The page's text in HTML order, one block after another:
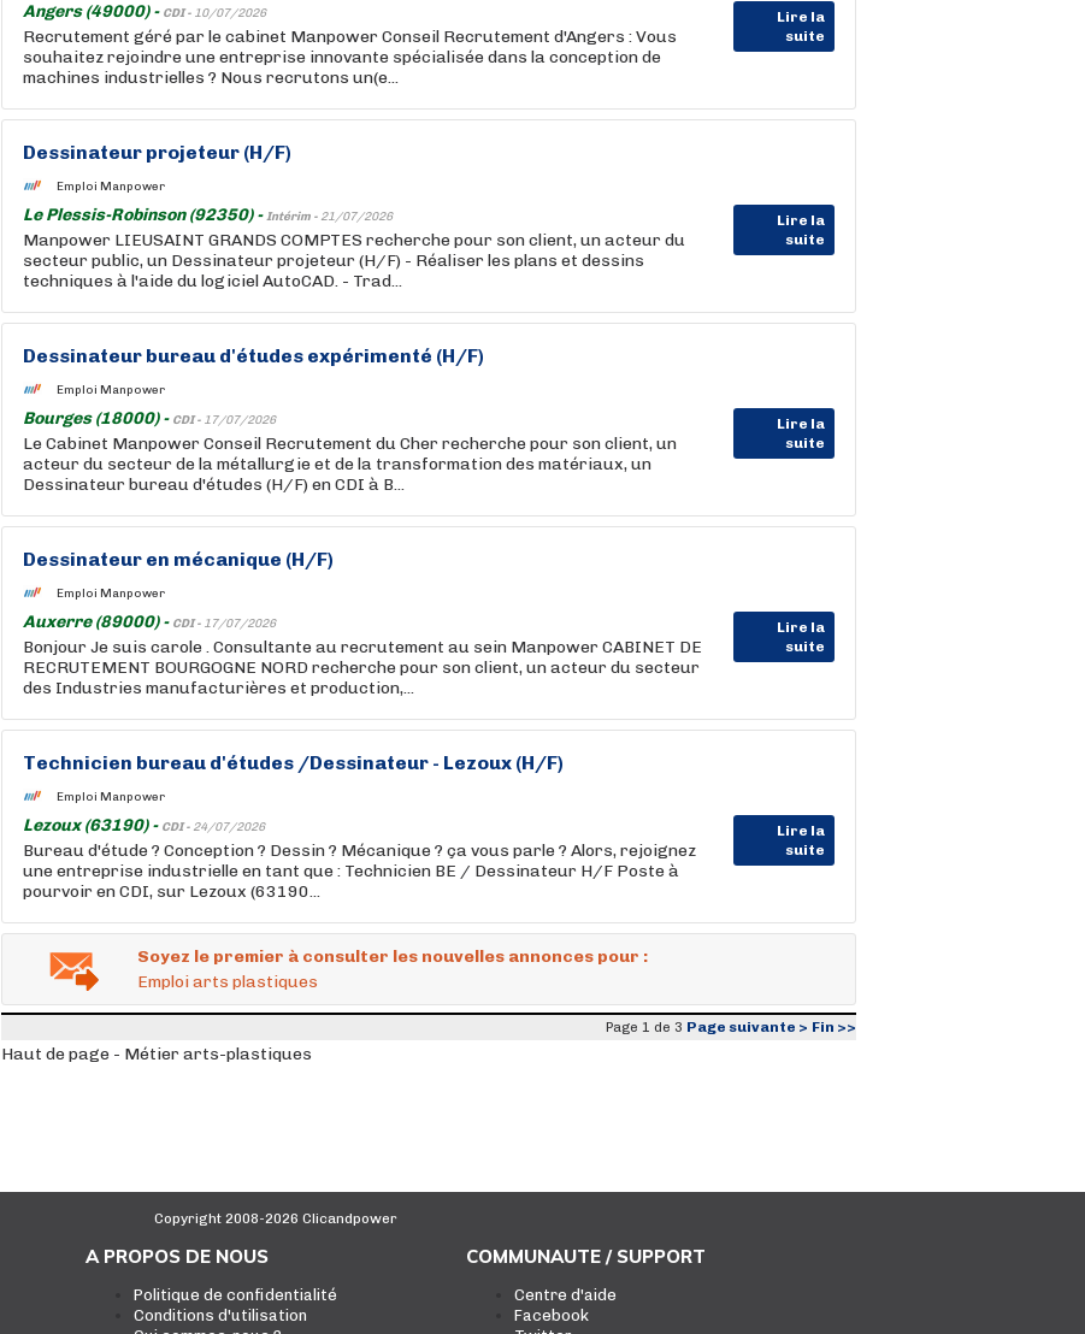
Angers (49000) - CDI - 10/07/2026
Lire la
suite
Recrutement géré par le cabinet Manpower Conseil Recrutement d'Angers : Vous
souhaitez rejoindre une entreprise innovante spécialisée dans la conception de
machines industrielles ? Nous recrutons un(e...
Dessinateur projeteur (H/F)
Emploi Manpower
Le Plessis-Robinson (92350) -Intérim - 21/07/2026
Lire la
suite
Manpower LIEUSAINT GRANDS COMPTES recherche pour son client, un acteur du
secteur public, un Dessinateur projeteur (H/F) - Réaliser les plans et dessins
techniques à l'aide du logiciel AutoCAD. - Trad...
Dessinateur bureau d'études expérimenté (H/F)
Emploi Manpower
Bourges (18000) - CDI - 17/07/2026
Lire la
suite
Le Cabinet Manpower Conseil Recrutement du Cher recherche pour son client, un
acteur du secteur de la métallurgie et de la transformation des matériaux, un
Dessinateur bureau d'études (H/F) en CDI à B...
Dessinateur en mécanique (H/F)
Emploi Manpower
Auxerre (89000) - CDI - 17/07/2026
Lire la
suite
Bonjour Je suis carole . Consultante au recrutement au sein Manpower CABINET DE
RECRUTEMENT BOURGOGNE NORD recherche pour son client, un acteur du secteur
des Industries manufacturières et production,...
Technicien bureau d'études /Dessinateur - Lezoux (H/F)
Emploi Manpower
Lezoux (63190) - CDI - 24/07/2026
Lire la
suite
Bureau d'étude ? Conception ? Dessin ? Mécanique ? ça vous parle ? Alors, rejoignez
une entreprise industrielle en tant que : Technicien BE / Dessinateur H/F Poste à
pourvoir en CDI, sur Lezoux (63190...
Soyez le premier à consulter les nouvelles annonces pour :
Emploi arts plastiques
Page 1 de 3 Page suivante > Fin >>
Haut de page - Métier arts-plastiques
Copyright 2008-2026 Clicandpower
A PROPOS DE NOUS
Politique de confidentialité
Conditions d'utilisation
COMMUNAUTE / SUPPORT
Centre d'aide
Facebook